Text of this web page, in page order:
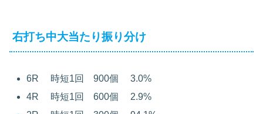
右打ち中大当たり振り分け
6R 時短1回 900個
3.0%
4R 時短1回 600個
2.9%